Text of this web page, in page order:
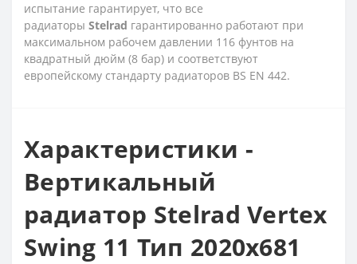
испытание гарантирует, что все
радиаторы Stelrad гарантированно работают при
максимальном рабочем давлении 116 фунтов на
квадратный дюйм (8 бар) и соответствуют
европейскому стандарту радиаторов BS EN 442.
Характеристики -
Вертикальный
радиатор Stelrad Vertex
Swing 11 Тип 2020x681